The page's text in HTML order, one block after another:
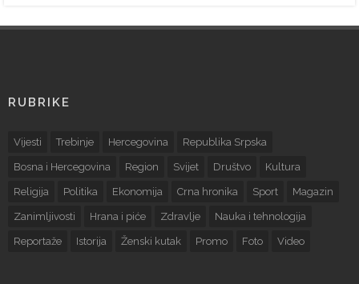
RUBRIKE
Vijesti Trebinje Hercegovina Republika Srpska
Bosna i Hercegovina Region Svijet Društvo Kultura
Religija Politika Ekonomija Crna hronika Sport Magazin
Zanimljivosti Hrana i piće Zdravlje Nauka i tehnologija
Reportaže Istorija Ženski kutak Promo Foto Video